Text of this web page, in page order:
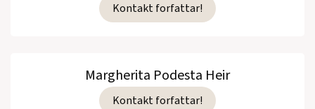
Kontakt forfattar!
Margherita Podesta Heir
Kontakt forfattar!